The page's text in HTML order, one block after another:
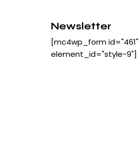
Newsletter
[mc4wp_form id="461"
element_id="style-9"]